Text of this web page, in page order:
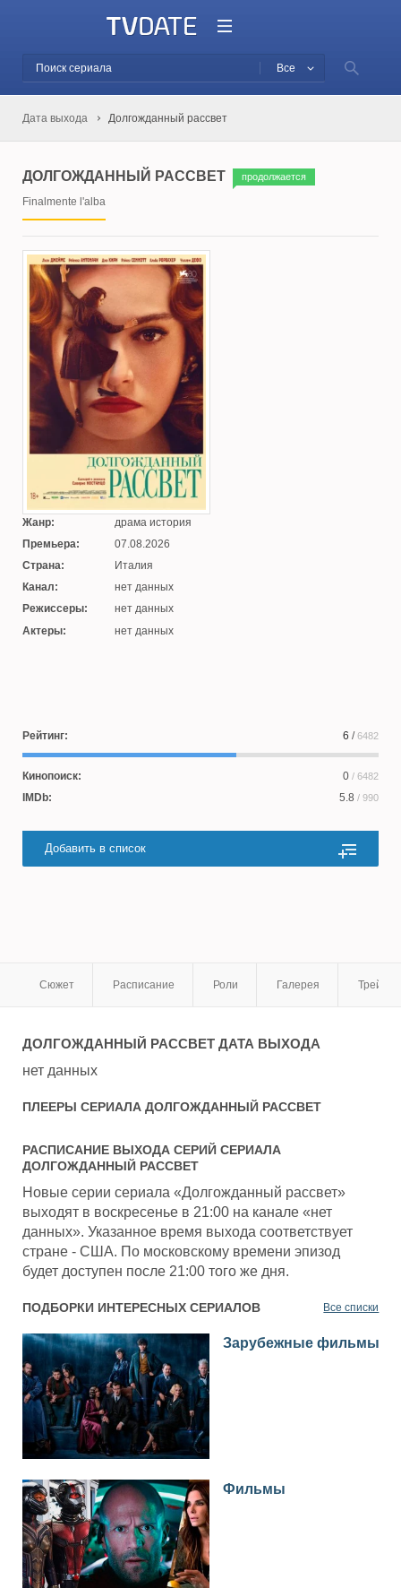
Все
Дата выхода Долгожданный рассвет
ДОЛГОЖДАННЫЙ РАССВЕТ продолжается
Finalmente l'alba
Жанр:
драма история
Премьера:
07.08.2026
Страна:
Италия
Канал:
нет данных
Режиссеры:
нет данных
Актеры:
нет данных
Рейтинг: 6 /6482
Кинопоиск: 0 / 6482
IMDb: 5.8 / 990
Добавить в список
Сюжет Расписание Роли Галерея
ДОЛГОЖДАННЫЙ РАССВЕТДАТА ВЫХОДА
нет данных
ПЛЕЕРЫ СЕРИАЛА ДОЛГОЖДАННЫЙ РАССВЕТ
РАСПИСАНИЕ ВЫХОДА СЕРИЙ СЕРИАЛА
ДОЛГОЖДАННЫЙ РАССВЕТ
Новые серии сериала «Долгожданный рассвет»
выходят в воскресенье в 21:00 на канале «нет
данных». Указанное время выхода соответствует
стране - США. По московскому времени эпизод
будет доступен после 21:00 того же дня.
ПОДБОРКИ ИНТЕРЕСНЫХ СЕРИАЛОВ Все списки
Зарубежные фильмы
Фильмы